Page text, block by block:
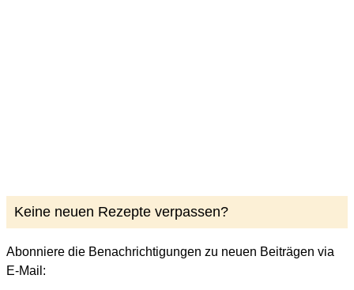
Keine neuen Rezepte verpassen?
Abonniere die Benachrichtigungen zu neuen Beiträgen via
E-Mail: